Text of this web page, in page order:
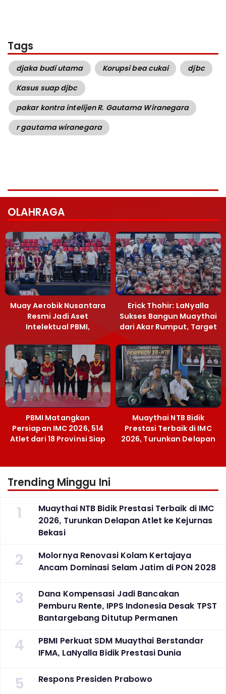
Tags
djaka budi utama Korupsi bea cukai
djbc
Kasus suap djbc
pakar kontra intelijen R. Gautama Wiranegara
r gautama wiranegara
OLAHRAGA
Muay Aerobik Nusantara
Resmi Jadi Aset
Intelektual PBMI,
Terobosan Bangun
Grassroots
Erick Thohir: LaNyalla
Sukses Bangun Muaythai
dari Akar Rumput, Target
PBMI Matangkan
Persiapan IMC 2026, 514
Atlet dari 18 Provinsi Siap
Berlaga Besok di Bekasi
Muaythai NTB Bidik
Prestasi Terbaik di IMC
2026, Turunkan Delapan
Atlet ke Kejurnas Bekasi
Trending Minggu Ini
1
Muaythai NTB Bidik Prestasi Terbaik di IMC
2026, Turunkan Delapan Atlet ke Kejurnas
Bekasi
2
Molornya Renovasi Kolam Kertajaya
Ancam Dominasi Selam Jatim di PON 2028
3
Dana Kompensasi Jadi Bancakan
Pemburu Rente, IPPS Indonesia Desak TPST
Bantargebang Ditutup Permanen
4
PBMI Perkuat SDM Muaythai Berstandar
IFMA, LaNyalla Bidik Prestasi Dunia
5 Respons Presiden Prabowo